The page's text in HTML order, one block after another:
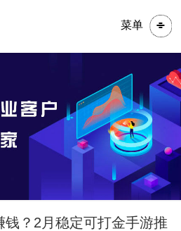
菜单
？2月稳定可打金手游推